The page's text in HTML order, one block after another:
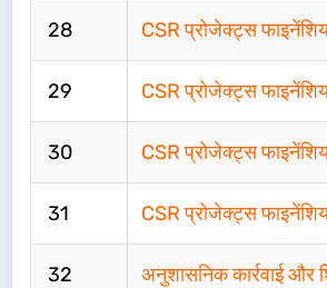
28 CSR प्रोजेक्ट्स
29 CSR प्रोजेक्ट्स
30 CSR प्रोजेक्ट्स
31 CSR प्रोजेक्ट्स
32
अनुशासनिक कार्रवाई और